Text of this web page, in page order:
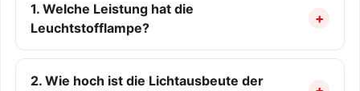
1. Welche Leistung hat die
Leuchtstofflampe?
2. Wie hoch ist die Lichtausbeute der